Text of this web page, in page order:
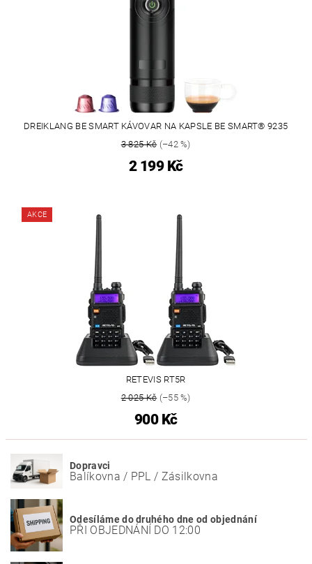
DREIKLANG BE SMART KÁVOVAR NA KAPSLE BE SMART® 9235
3 825 Kč(–42 %)
2 199 Kč
AKCE
RETEVIS RT5R
2 025 Kč(–55 %)
900 Kč
Dopravci
Balíkovna / PPL / Zásilkovna
Odesíláme do druhého dne od objednání
PŘI OBJEDNÁNÍ DO 12:00